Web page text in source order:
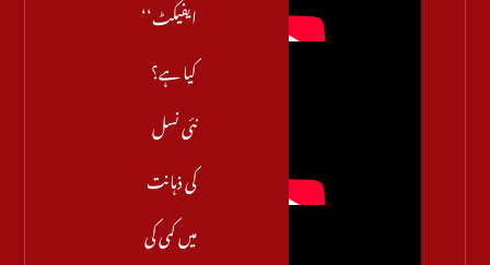
ایفیکٹ‘‘
کیا ہے؟
نئی نسل
کی ذہانت
میں کمی کی